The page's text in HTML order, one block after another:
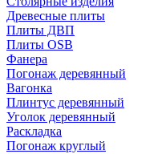
Древесные плиты
Плиты ДВП
Плиты OSB
Фанера
Погонаж деревянный
Вагонка
Плинтус деревянный
Уголок деревянный
Раскладка
Погонаж круглый